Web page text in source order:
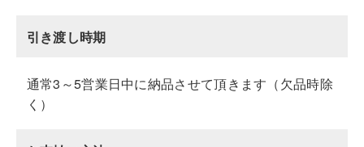
引き渡し時期
通常3～5営業日中に納品させて頂きます（欠品時除
く）